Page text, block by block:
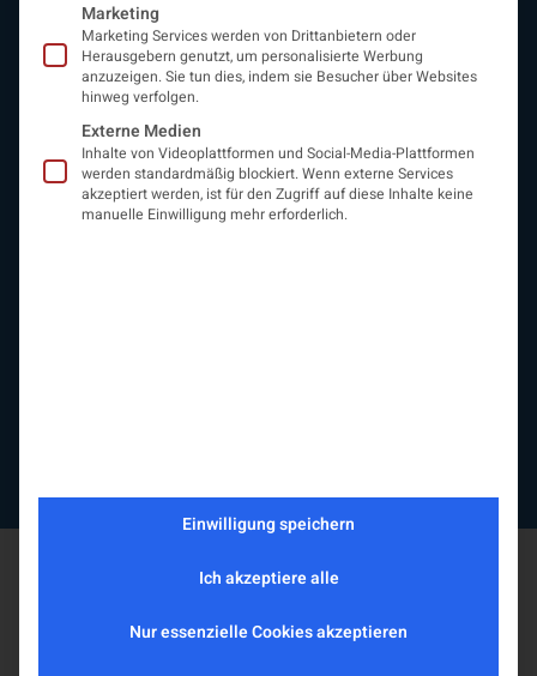
Über uns
Vorstand
Beirat
Arbeitsgemeinschaften
assoziierte Gesellschaften
Marketing
Marketing Services werden von Drittanbietern oder
Herausgebern genutzt, um personalisierte Werbung
anzuzeigen. Sie tun dies, indem sie Besucher über Websites
hinweg verfolgen.
Externe Medien
Inhalte von Videoplattformen und Social-Media-Plattformen
werden standardmäßig blockiert. Wenn externe Services
akzeptiert werden, ist für den Zugriff auf diese Inhalte keine
manuelle Einwilligung mehr erforderlich.
Einwilligung speichern
Ich akzeptiere alle
Nur essenzielle Cookies akzeptieren